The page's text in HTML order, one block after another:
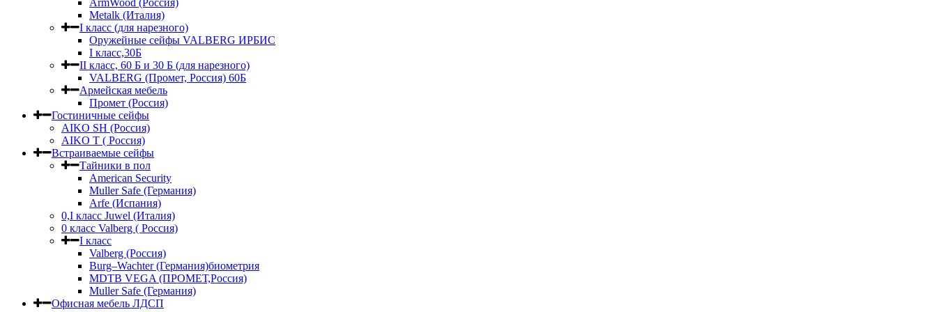
ArmWood (Россия)
Metalk (Италия)
I класс (для нарезного)
Оружейные сейфы VALBERG ИРБИС
I класс,30Б
II класс, 60 Б и 30 Б (для нарезного)
VALBERG (Промет, Россия) 60Б
Армейская мебель
Промет (Россия)
Гостиничные сейфы
AIKO SH (Россия)
AIKO Т ( Россия)
Встраиваемые сейфы
Тайники в пол
American Security
Muller Safe (Германия)
Arfe (Испания)
0,I класс Juwel (Италия)
0 класс Valberg ( Россия)
I класс
Valberg (Россия)
Burg–Wachter (Германия)биометрия
MDTB VEGA (ПРОМЕТ,Россия)
Muller Safe (Германия)
Офисная мебель ЛДСП